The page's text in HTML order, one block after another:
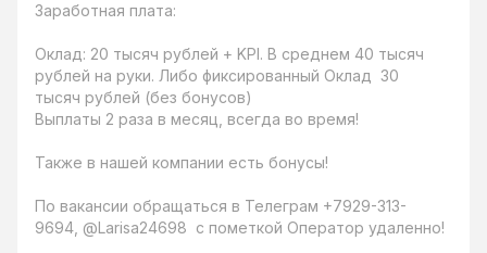
Заработная плата:
Оклад: 20 тысяч рублей + KPI. В среднем 40 тысяч
рублей на руки. Либо фиксированный Оклад  30
тысяч рублей (без бонусов)
Выплаты 2 раза в месяц, всегда во время!
Также в нашей компании есть бонусы!
По вакансии обращаться в Телеграм +7929-313-
9694, @Larisa24698  с пометкой Оператор удаленно!